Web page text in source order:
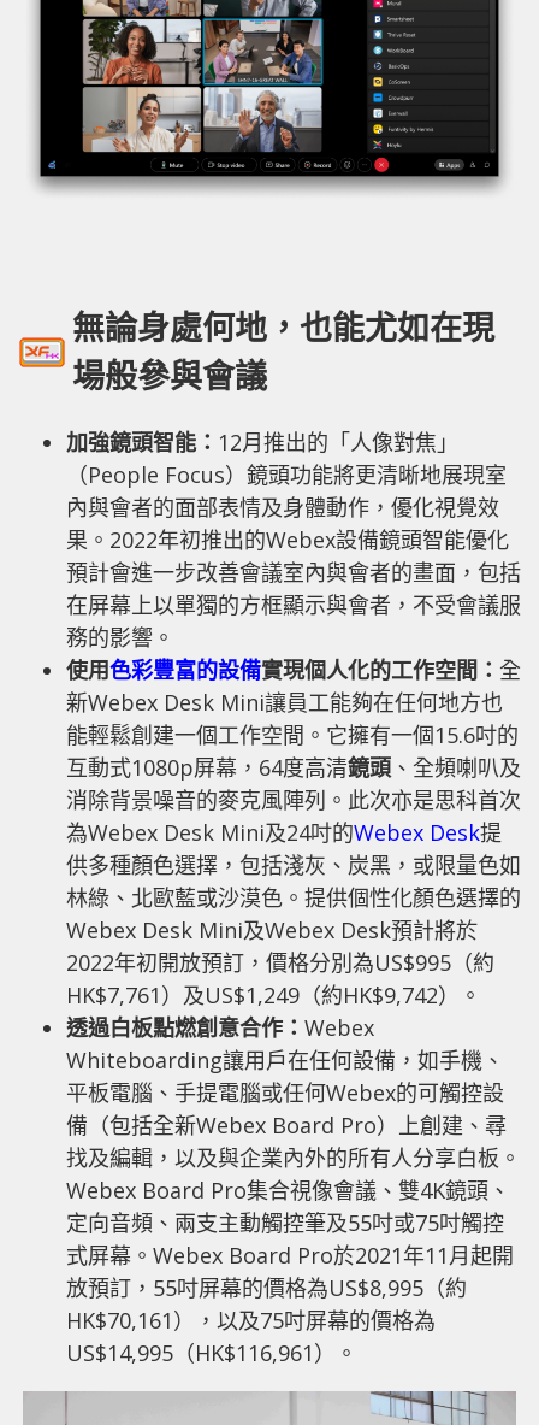
無論身處何地，也能尤如在現
場般參與會議
加強鏡頭智能： 12月推出的「人像對焦」
（People Focus）鏡頭功能將更清晰地展現室
內與會者的面部表情及身體動作，優化視覺效
果。2022年初推出的Webex設備鏡頭智能優化
預計會進一步改善會議室內與會者的畫面，包括
在屏幕上以單獨的方框顯示與會者，不受會議服
務的影響。
使用色彩豐富的設備實現個人化的工作空間： 全
新Webex Desk Mini讓員工能夠在任何地方也
能輕鬆創建一個工作空間。它擁有一個15.6吋的
互動式1080p屏幕，64度高清鏡頭 、全頻喇叭及
消除背景噪音的麥克風陣列。此次亦是思科首次
為Webex Desk Mini及24吋的Webex Desk提
供多種顏色選擇，包括淺灰、炭黑，或限量色如
林綠、北歐藍或沙漠色。提供個性化顏色選擇的
Webex Desk Mini及Webex Desk預計將於
2022年初開放預訂，價格分別為US$995（約
HK$7,761）及US$1,249（約HK$9,742）。
透過白板點燃創意合作： Webex
Whiteboarding讓用戶在任何設備，如手機、
平板電腦、手提電腦或任何Webex的可觸控設
備（包括全新Webex Board Pro）上創建、尋
找及編輯，以及與企業內外的所有人分享白板。
Webex Board Pro集合視像會議、雙4K鏡頭、
定向音頻、兩支主動觸控筆及55吋或75吋觸控
式屏幕。Webex Board Pro於2021年11月起開
放預訂，55吋屏幕的價格為US$8,995（約
HK$70,161），以及75吋屏幕的價格為
US$14,995（HK$116,961）。